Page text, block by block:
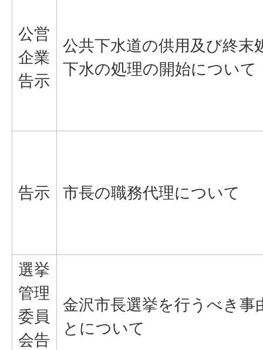
公営
企業
告示
公共下水道の供用及び終末
下水の処理の開始について
告示 市長の職務代理について
選挙
管理
委員
会告
金沢市長選挙を行うべき事
とについて